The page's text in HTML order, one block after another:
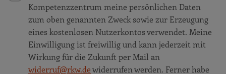
Kompetenzzentrum meine persönlichen Daten
zum oben genannten Zweck sowie zur Erzeugung
eines kostenlosen Nutzerkontos verwendet. Meine
Einwilligung ist freiwillig und kann jederzeit mit
Wirkung für die Zukunft per Mail an
widerruf@rkw.dewiderrufen werden. Ferner habe